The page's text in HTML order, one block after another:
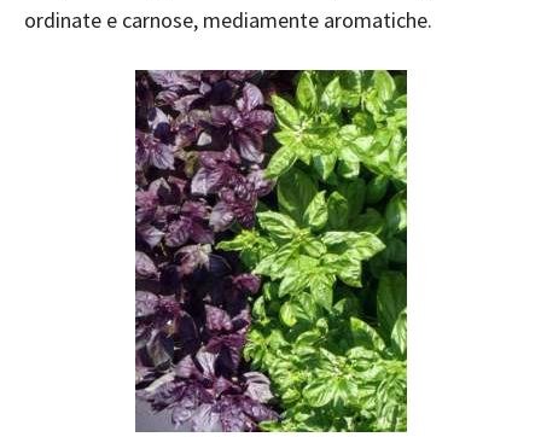
ordinate e carnose, mediamente aromatiche.